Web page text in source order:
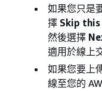
如果您只是
擇 Skip
然後選擇
適用於線上
如果您要上
線至您的